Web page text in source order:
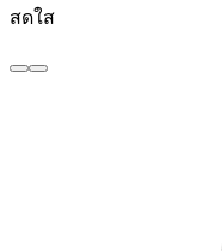
สดใส